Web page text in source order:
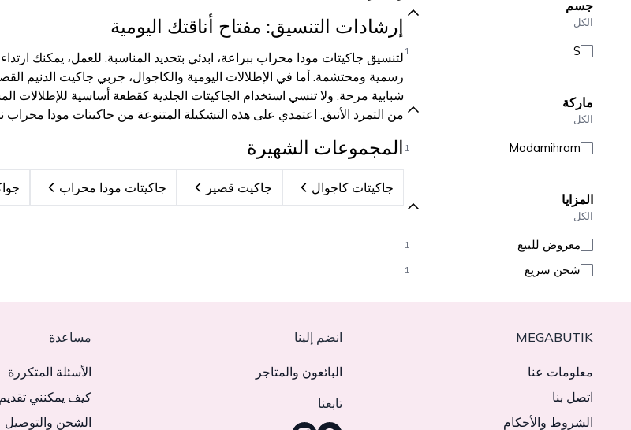
جسم
الكل
S
1
ماركة
الكل
Modamihram
1
المزايا
الكل
معروض للبيع 1
شحن سريع 1
إرشادات التنسيق: مفتاح أناقتك اليومية
لتنسيق جاكيتات مودا محراب ببراعة، ابدئي بتحديد المناسبة. للعمل، يمكنك
رسمية ومحتشمة. أما في الإطلالات اليومية والكاجوال، جربي جاكيت الدنيم
شبابية مرحة. ولا تنسي استخدام الجاكيتات الجلدية كقطعة أساسية
من التمرد الأنيق. اعتمدي على هذه التشكيلة المتنوعة من جاكيتات مودا محراب
المجموعات الشهيرة
جاكيتات كاجوال جاكيت قصير جاكيتات مودا محراب
MEGABUTIK
معلومات عنا
اتصل بنا
الشروط والأحكام
انضم إلينا
البائعون والمتاجر
تابعنا
مساعدة
الأسئلة المتكررة
كيف يمكنني
الشحن والتوصيل